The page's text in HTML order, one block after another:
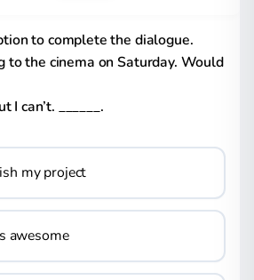
to complete the dialogue.
to the cinema on Saturday. Would
I can’t. ______.
my project
awesome